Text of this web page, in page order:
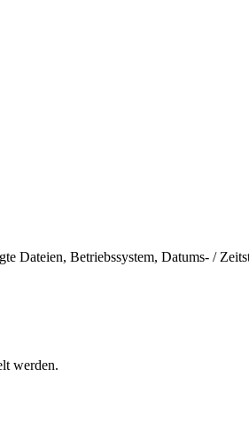
Dateien, Betriebssystem, Datums- /
werden.